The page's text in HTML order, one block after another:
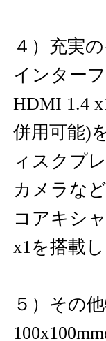
４）充実
インター
HDMI 1.4
併用可能)
ィスクプ
カメラな
コアキシ
x1を搭載
５）その